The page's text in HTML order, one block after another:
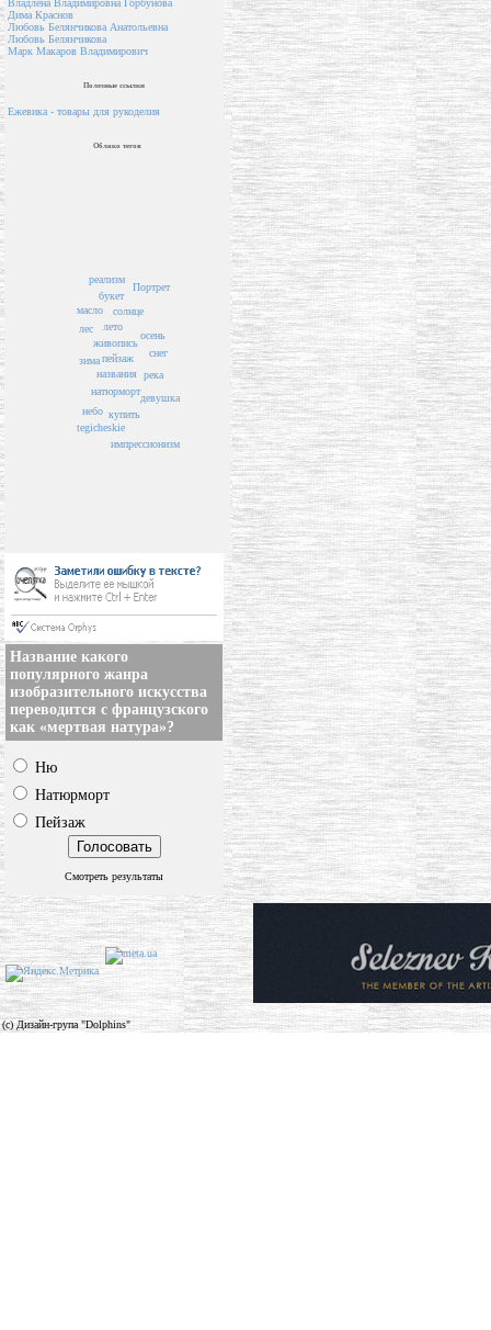
Владлена Владимировна Горбунова
Дима Краснов
Любовь Белянчикова Анатольевна
Любовь Белянчикова
Марк Макаров Владимирович
Полезные ссылки
Ежевика - товары для рукоделия
Облако тегов
пейзаж
названия
живопись
лето
натюрморт
купить
солнце
лес
зима
осень
букет
масло
река
снег
tegicheskie
реализм
небо
импрессионизм
Портрет
девушка
Название какого
популярного жанра
изобразительного искусства
переводится с французского
как «мертвая натура»?
Ню
Натюрморт
Пейзаж
Смотреть результаты
(c) Дизайн-група "Dolphins"